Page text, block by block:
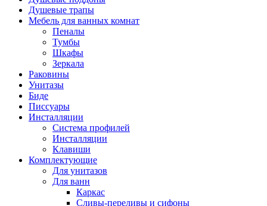
Душевые трапы
Мебель для ванных комнат
Пеналы
Тумбы
Шкафы
Зеркала
Раковины
Унитазы
Биде
Писсуары
Инсталляции
Система профилей
Инсталляции
Клавиши
Комплектующие
Для унитазов
Для ванн
Каркас
Сливы-переливы и сифоны